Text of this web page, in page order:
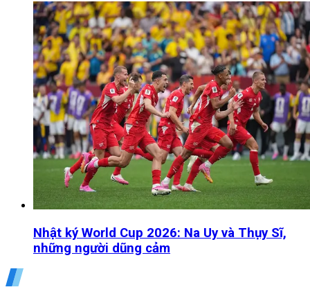
Nhật ký World Cup 2026: Na Uy và Thụy Sĩ,
những người dũng cảm